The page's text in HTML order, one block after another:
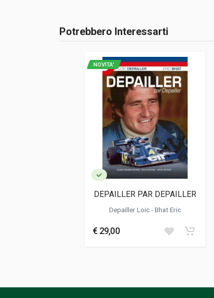
ISBN / EAN
Classic
Francese
15 x 21 x 2
Informazioni aggiuntive
Accedi o registrati
Potrebbero Interessarti
NOVITA'
DEPAILLER PAR DEPAILLER
Depailler Loic - Bhat Eric
€ 29,00